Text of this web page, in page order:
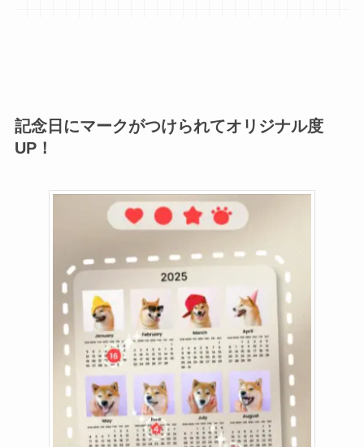
記念日にマークがつけられてオリジナル度
UP！